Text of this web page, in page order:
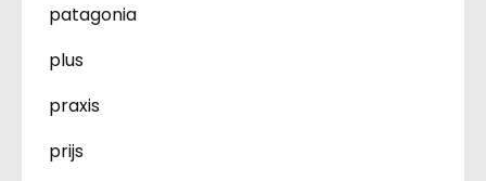
patagonia
plus
praxis
prijs